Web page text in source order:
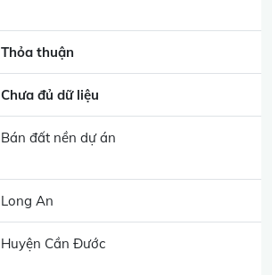
Thỏa thuận
Chưa đủ dữ liệu
Bán đất nền dự án
Long An
Huyện Cần Đước